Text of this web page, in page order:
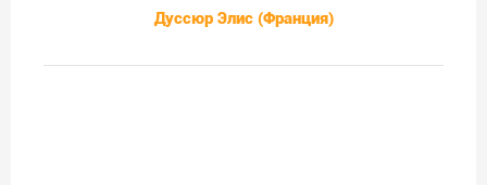
Дуссюр Элис (Франция)